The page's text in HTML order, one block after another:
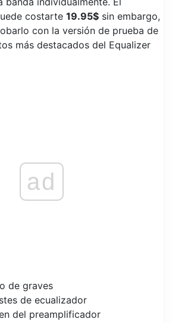
costarte 19.95$ sin embargo,
con la versión de prueba de
más destacados del Equalizer
ad
de graves
de ecualizador
del preamplificador